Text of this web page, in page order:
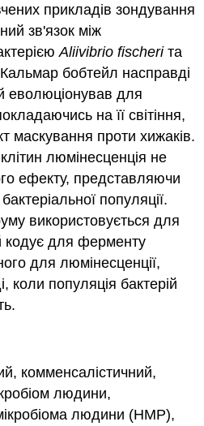
прикладів зондування
зв'язок між
Aliivibrio fischeriта
бобтейл насправді
еволюціонував для
на її світіння,
маскування проти хижаків.
люмінесценція не
ефекту, представляючи
популяції.
використовується для
кодує для ферменту
для люмінесценції,
коли популяція бактерій
комменсалістичний,
людини,
людини (HMP),